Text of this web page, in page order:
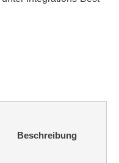
Beschreibung